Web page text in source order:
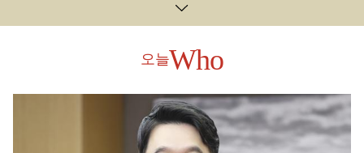
오늘Who